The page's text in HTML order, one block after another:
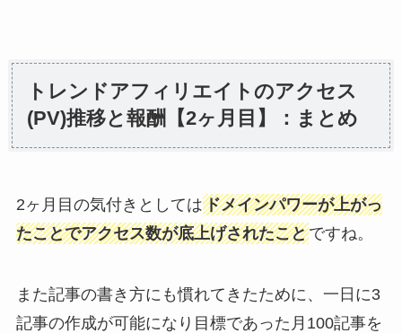
トレンドアフィリエイトのアクセス
(PV)推移と報酬【2ヶ月目】：まとめ
2ヶ月目の気付きとしてはドメインパワーが上がっ
たことでアクセス数が底上げされたことですね。
また記事の書き方にも慣れてきたために、一日に3
記事の作成が可能になり目標であった月100記事を